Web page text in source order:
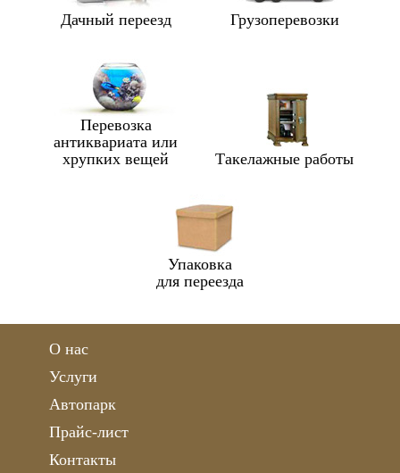
Дачный переезд Грузоперевозки
Перевозка
антиквариата или
хрупких вещей
Такелажные работы
Упаковка
для переезда
О нас
Услуги
Автопарк
Прайс-лист
Контакты